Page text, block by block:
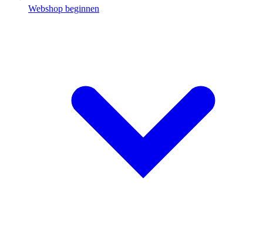
Webshop beginnen